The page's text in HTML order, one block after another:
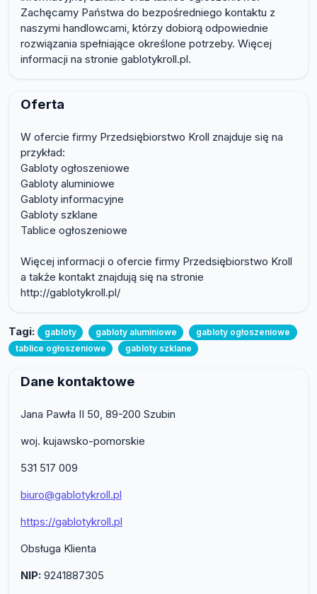
Zachęcamy Państwa do bezpośredniego kontaktu z
naszymi handlowcami, którzy dobiorą odpowiednie
rozwiązania spełniające określone potrzeby. Więcej
informacji na stronie gablotykroll.pl.
Oferta
W ofercie firmy Przedsiębiorstwo Kroll znajduje się na
przykład:
Gabloty ogłoszeniowe
Gabloty aluminiowe
Gabloty informacyjne
Gabloty szklane
Tablice ogłoszeniowe
Więcej informacji o ofercie firmy Przedsiębiorstwo Kroll
a także kontakt znajdują się na stronie
http://gablotykroll.pl/
Tagi: gabloty gabloty aluminiowe
gabloty ogłoszeniowe
tablice ogłoszeniowe
gabloty szklane
Dane kontaktowe
Jana Pawła II 50, 89-200 Szubin
woj. kujawsko-pomorskie
531 517 009
biuro@gablotykroll.pl
https://gablotykroll.pl
Obsługa Klienta
NIP: 9241887305